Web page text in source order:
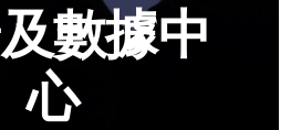
數據中
心